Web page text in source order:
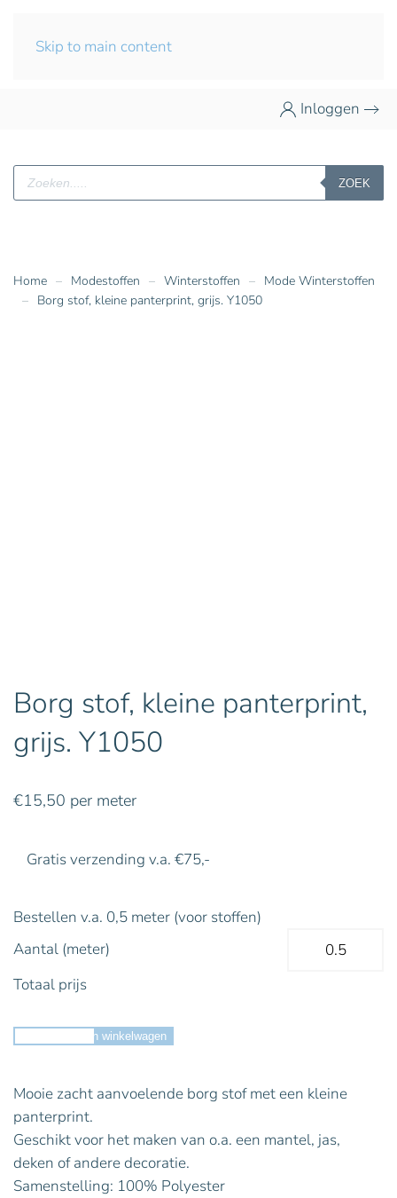
Skip to main content
Inloggen
Producten
zoeken
ZOEK
Home Modestoffen Winterstoffen
Mode Winterstoffen
Borg stof, kleine panterprint, grijs. Y1050
Borg stof, kleine panterprint,
grijs. Y1050
€15,50 per meter
Gratis verzending v.a. €75,-
Bestellen v.a. 0,5 meter (voor stoffen)
Aantal (meter)
Totaal prijs
Toevoegen aan winkelwagen
Mooie zacht aanvoelende borg stof met een kleine
panterprint.
Geschikt voor het maken van o.a. een mantel, jas,
deken of andere decoratie.
Samenstelling: 100% Polyester